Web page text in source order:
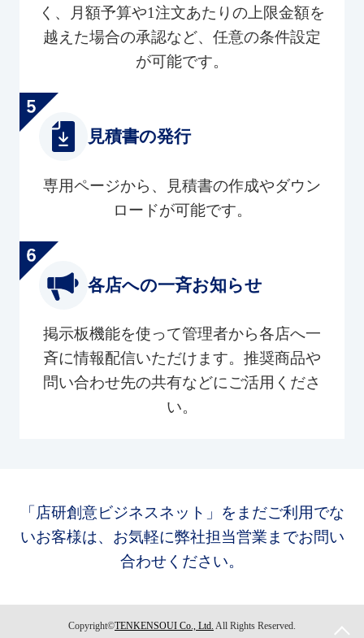
く、月額予算や1注文あたりの上限金額を
越えた場合の承認など、任意の条件設定
が可能です。
見積書の発行
専用ページから、見積書の作成やダウン
ロードが可能です。
各店への一斉お知らせ
掲示板機能を使って管理者から各店へ一
斉に情報配信いただけます。推奨商品や
問い合わせ先の共有などにご活用くださ
い。
「店研創意ビジネスネット」をまだご利用でな
いお客様は、お気軽に弊社担当営業までお問い
合わせください。
Copyright©TENKENSOUI Co., Ltd. All Rights Reserved.